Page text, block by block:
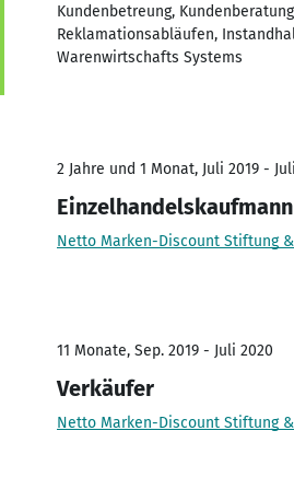
Kundenbetreung,
Reklamationsabläufen,
Warenwirtschafts Systems
2 Jahre und 1 Monat, Juli 2019 -
Einzelhandelskaufmann
Netto Marken-Discount Stiftung &
11 Monate, Sep. 2019 - Juli 2020
Verkäufer
Netto Marken-Discount Stiftung &